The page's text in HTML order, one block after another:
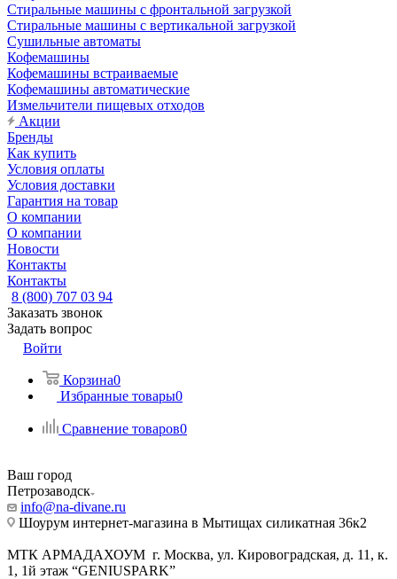
Стиральные машины с фронтальной загрузкой
Стиральные машины с вертикальной загрузкой
Сушильные автоматы
Кофемашины
Кофемашины встраиваемые
Кофемашины автоматические
Измельчители пищевых отходов
Акции
Бренды
Как купить
Условия оплаты
Условия доставки
Гарантия на товар
О компании
О компании
Новости
Контакты
Контакты
8 (800) 707 03 94
Заказать звонок
Задать вопрос
Войти
Корзина0
Избранные товары0
Сравнение товаров0
Ваш город
Петрозаводск
info@na-divane.ru
Шоурум интернет-магазина в Мытищах силикатная 36к2
МТК АРМАДАХОУМ г. Москва, ул. Кировоградская, д. 11, к.
1, 1й этаж “GENIUSPARK”